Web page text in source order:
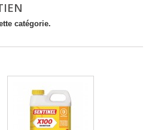
catégorie.